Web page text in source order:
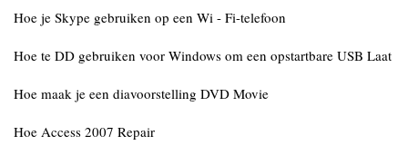
Hoe je Skype gebruiken op een Wi - Fi-telefoon
Hoe te DD gebruiken voor Windows om een opstartbare USB Laat
Hoe maak je een diavoorstelling DVD Movie
Hoe Access 2007 Repair